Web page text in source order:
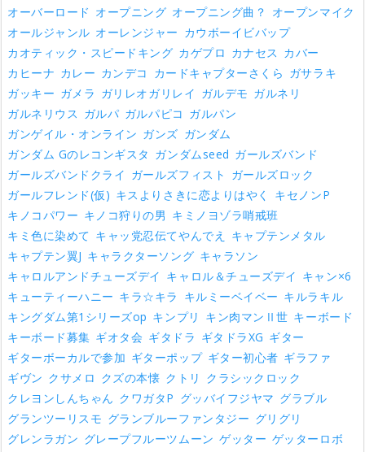
オーバーロード オープニング オープニング曲？ オープンマイク
オールジャンル オーレンジャー カウボーイビバップ
カオティック・スピードキング カゲプロ カナセス カバー
カヒーナ カレー カンデコ カードキャプターさくら ガサラキ
ガッキー ガメラ ガリレオガリレイ ガルデモ ガルネリ
ガルネリウス ガルパ ガルパピコ ガルパン
ガンゲイル・オンライン ガンズ ガンダム
ガンダム Gのレコンギスタ ガンダムseed ガールズバンド
ガールズバンドクライ ガールズフィスト ガールズロック
ガールフレンド(仮) キスよりさきに恋よりはやく
キセノンP
キノコパワー キノコ狩りの男 キミノヨゾラ哨戒班
キミ色に染めて キャッ党忍伝てやんでえ
キャプテンメタル
キャプテン翼J キャラクターソング キャラソン
キャロルアンドチューズデイ キャロル＆チューズデイ キャン×6
キューティーハニー キラ☆キラ キルミーベイベー キルラキル
キングダム第1シリーズop キンプリ キン肉マンⅡ世 キーボード
キーボード募集 ギオタ会 ギタドラ ギタドラXG ギター
ギターボーカルで参加 ギターポップ ギター初心者 ギラファ
ギヴン クサメロ クズの本懐 クトリ クラシックロック
クレヨンしんちゃん クワガタP グッバイフジヤマ グラブル
グランツーリスモ グランブルーファンタジー グリグリ
グレンラガン グレープフルーツムーン ゲッター ゲッターロボ